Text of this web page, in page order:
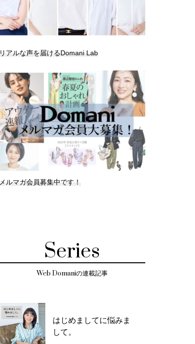
リアルな声を届けるDomani Lab
メルマガ会員募集中です！
Series
Web Domaniの連載記事
はじめましてに悩みま
して。